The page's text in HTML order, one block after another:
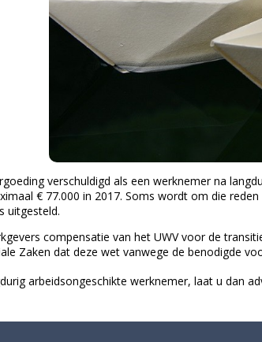
verschuldigd als een werknemer na
€ 77.000 in 2017. Soms wordt om die
uitgesteld.
compensatie van het UWV voor de
Zaken dat deze wet vanwege de benodigde
arbeidsongeschikte werknemer, laat u dan